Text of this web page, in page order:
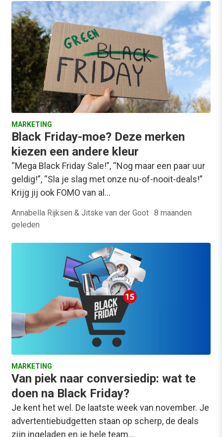
MARKETING
Black Friday-moe? Deze merken
kiezen een andere kleur
“Mega Black Friday Sale!”, “Nog maar een paar uur
geldig!”, “Sla je slag met onze nu-of-nooit-deals!”
Krijg jij ook FOMO van al…
Annabella Rijksen & Jitske van der Goot · 8 maanden
geleden
MARKETING
Van piek naar conversiedip: wat te
doen na Black Friday?
Je kent het wel. De laatste week van november. Je
advertentiebudgetten staan op scherp, de deals
zijn ingeladen en je hele team…